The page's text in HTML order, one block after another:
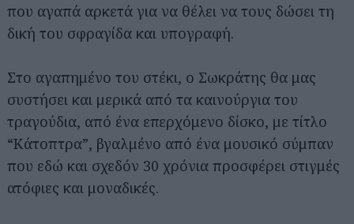
που αγαπά αρκετά για να θέλει να τους δώσει τη
δική του σφραγίδα και υπογραφή.
Στο αγαπημένο του στέκι, ο Σωκράτης θα μας
συστήσει και μερικά από τα καινούργια του
τραγούδια, από ένα επερχόμενο δίσκο, με τίτλο
“Κάτοπτρα”, βγαλμένο από ένα μουσικό σύμπαν
που εδώ και σχεδόν 30 χρόνια προσφέρει στιγμές
ατόφιες και μοναδικές.